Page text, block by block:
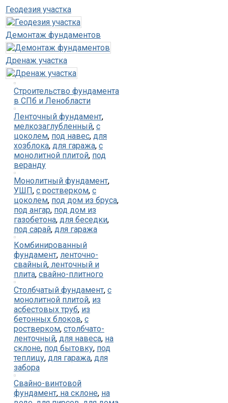
Геодезия участка
Демонтаж фундаментов
Дренаж участка
Строительство фундамента
в СПб и Ленобласти
Ленточный фундамент,
мелкозаглубленный, с
цоколем, под навес, для
хозблока, для гаража, с
монолитной плитой, под
веранду
Монолитный фундамент,
УШП, с ростверком, с
цоколем, под дом из бруса,
под ангар, под дом из
газобетона, для беседки,
под сарай, для гаража
Комбинированный
фундамент, ленточно-
свайный, ленточный и
плита, свайно-плитного
Столбчатый фундамент, с
монолитной плитой, из
асбестовых труб, из
бетонных блоков, с
ростверком, столбчато-
ленточный, для навеса, на
склоне, под бытовку, под
теплицу, для гаража, для
забора
Свайно-винтовой
фундамент, на склоне, на